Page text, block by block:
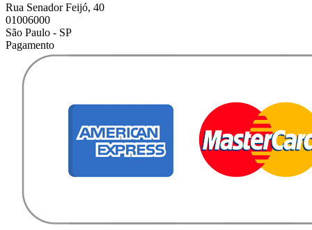
Rua Senador Feijó, 40
01006000
São Paulo - SP
Pagamento